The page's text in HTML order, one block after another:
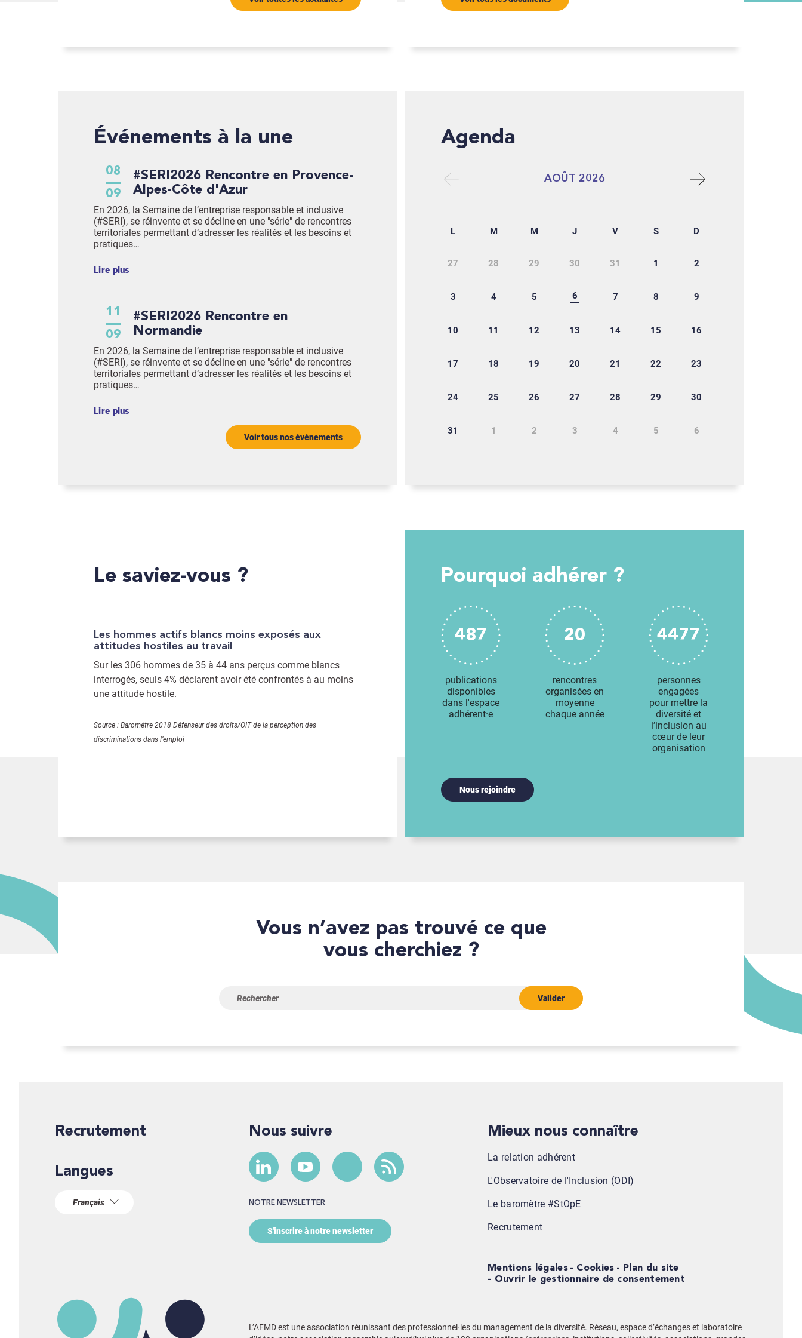
Événements à la une
08
09
#SERI2026 Rencontre en Provence-
Alpes-Côte d'Azur
En 2026, la Semaine de l’entreprise responsable et inclusive
(#SERI), se réinvente et se décline en une "série" de rencontres
territoriales permettant d’adresser les réalités et les besoins et
pratiques…
Lire plus
11
09
#SERI2026 Rencontre en
Normandie
En 2026, la Semaine de l’entreprise responsable et inclusive
(#SERI), se réinvente et se décline en une "série" de rencontres
territoriales permettant d’adresser les réalités et les besoins et
pratiques…
Lire plus
Voir tous nos événements
Agenda
AOÛT 2026
L M M J V S D
27 28 29 30 31 1 2
3 4 5 6 7 8 9
10 11 12 13 14 15 16
17 18 19 20 21 22 23
24 25 26 27 28 29 30
31 1 2 3 4 5 6
Le saviez-vous ?
Les hommes actifs blancs moins exposés aux
attitudes hostiles au travail
Sur les 306 hommes de 35 à 44 ans perçus comme blancs
interrogés, seuls 4% déclarent avoir été confrontés à au moins
une attitude hostile.
Source : Baromètre 2018 Défenseur des droits/OIT de la perception des
discriminations dans l’emploi
Pourquoi adhérer ?
487
publications
disponibles
dans l'espace
adhérent·e
20
rencontres
organisées en
moyenne
chaque année
4477
personnes
engagées
pour mettre la
diversité et
l’inclusion au
cœur de leur
organisation
Nous rejoindre
Vous n’avez pas trouvé ce que
vous cherchiez ?
Valider
Recrutement
Langues
Nous suivre
NOTRE NEWSLETTER
S'inscrire à notre newsletter
Mieux nous connaître
La relation adhérent
L'Observatoire de l'Inclusion (ODI)
Le baromètre #StOpE
Recrutement
Mentions légales Cookies
Plan du site
Ouvrir le gestionnaire de consentement
L’AFMD est une association réunissant des professionnel·les du management de la diversité. Réseau, espace d’échanges et laboratoire